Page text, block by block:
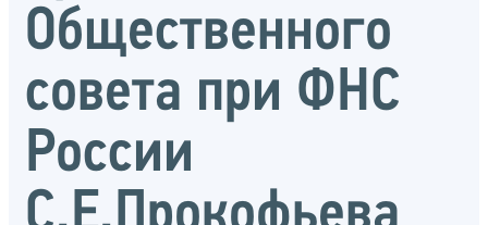
Общественного
совета при ФНС
России